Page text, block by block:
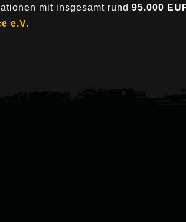
mit insgesamt rund 95.000
e.V.